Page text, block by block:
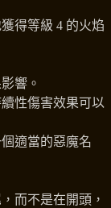
得等級 4 的火焰
響。
性傷害效果可以
適當的惡魔名
而不是在開頭，